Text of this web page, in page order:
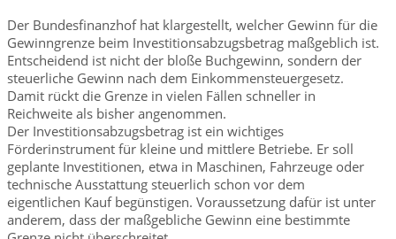
Der Bundesfinanzhof hat klargestellt, welcher Gewinn für die
Gewinngrenze beim Investitionsabzugsbetrag maßgeblich ist.
Entscheidend ist nicht der bloße Buchgewinn, sondern der
steuerliche Gewinn nach dem Einkommensteuergesetz.
Damit rückt die Grenze in vielen Fällen schneller in
Reichweite als bisher angenommen.
Der Investitionsabzugsbetrag ist ein wichtiges
Förderinstrument für kleine und mittlere Betriebe. Er soll
geplante Investitionen, etwa in Maschinen, Fahrzeuge oder
technische Ausstattung steuerlich schon vor dem
eigentlichen Kauf begünstigen. Voraussetzung dafür ist unter
anderem, dass der maßgebliche Gewinn eine bestimmte